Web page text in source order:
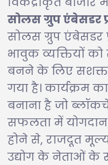
सोलस ग्रुप एंबेसडर
सोलस ग्रुप एंबेसडर
भावुक व्यक्तियों को
बनने के लिए सशक्त
गया है। कार्यक्रम
बनाना है जो
सफलता में योगदान
होने से, राजदूत
उद्योग के नेताओं के